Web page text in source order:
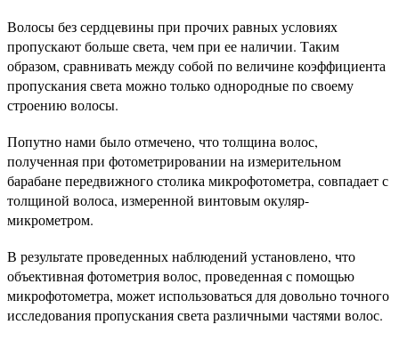
Волосы без сердцевины при прочих равных условиях
пропускают больше света, чем при ее наличии. Таким
образом, сравнивать между собой по величине коэффициента
пропускания света можно только однородные по своему
строению волосы.
Попутно нами было отмечено, что толщина волос,
полученная при фотометрировании на измерительном
барабане передвижного столика микрофотометра, совпадает с
толщиной волоса, измеренной винтовым окуляр-
микрометром.
В результате проведенных наблюдений установлено, что
объективная фотометрия волос, проведенная с помощью
микрофотометра, может использоваться для довольно точного
исследования пропускания света различными частями волос.